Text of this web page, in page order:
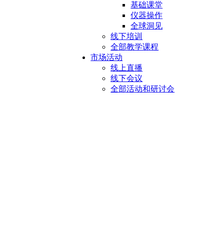
基础课堂
仪器操作
全球洞见
线下培训
全部教学课程
市场活动
线上直播
线下会议
全部活动和研讨会